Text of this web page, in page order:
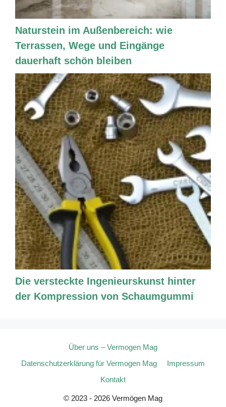
Naturstein im Außenbereich: wie
Terrassen, Wege und Eingänge
dauerhaft schön bleiben
Die versteckte Ingenieurskunst hinter
der Kompression von Schaumgummi
Über uns – Vermogen Mag
Datenschutzerklärung für Vermogen Mag
Impressum
Kontakt
© 2023 - 2026 Vermögen Mag